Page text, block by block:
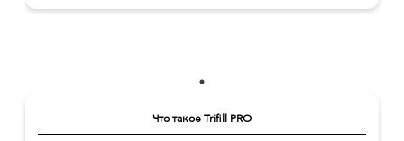
Что такое Trifill PRO